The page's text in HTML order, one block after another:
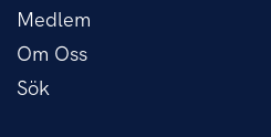
Medlem
Om Oss
Sök